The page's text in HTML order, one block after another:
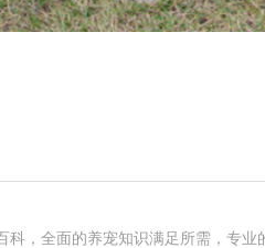
科，全面的养宠知识满足所需，专